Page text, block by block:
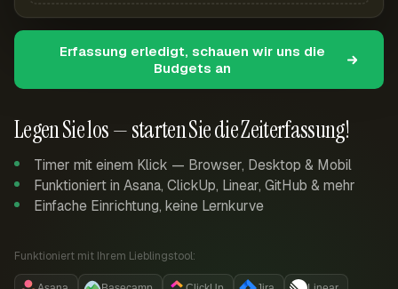
Legen Sie los — starten Sie die Zeiterfassung!
Timer mit einem Klick — Browser, Desktop & Mobil
Funktioniert in Asana, ClickUp, Linear, GitHub & mehr
Einfache Einrichtung, keine Lernkurve
Funktioniert mit Ihrem Lieblingstool:
Erfassung erledigt, schauen wir uns die
Budgets an